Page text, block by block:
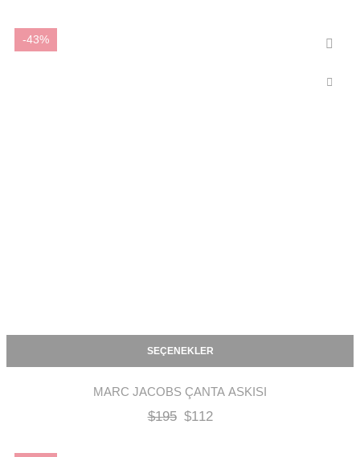
-43%
SEÇENEKLER
MARC JACOBS ÇANTA ASKISI
$195 $112